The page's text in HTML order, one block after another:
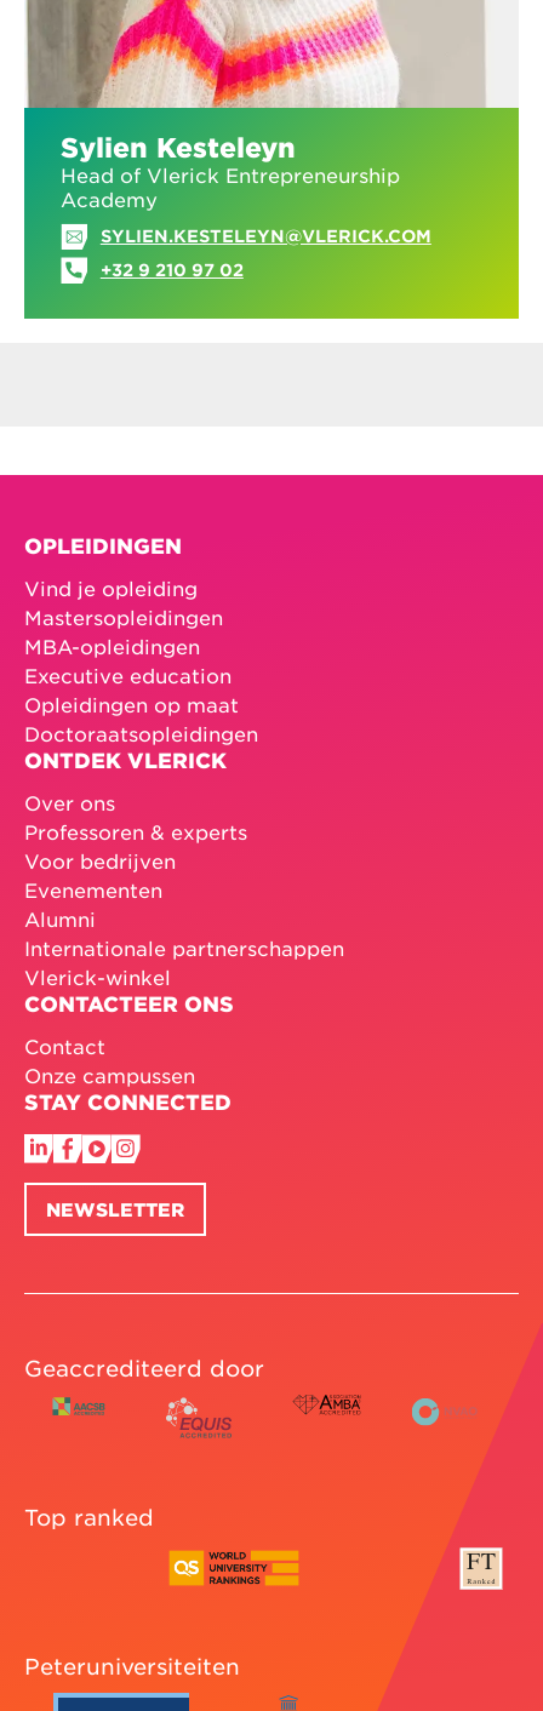
Sylien Kesteleyn
Head of Vlerick Entrepreneurship
Academy
SYLIEN.KESTELEYN@VLERICK.COM
+32 9 210 97 02
OPLEIDINGEN
Vind je opleiding
Mastersopleidingen
MBA-opleidingen
Executive education
Opleidingen op maat
Doctoraatsopleidingen
ONTDEK VLERICK
Over ons
Professoren & experts
Voor bedrijven
Evenementen
Alumni
Internationale partnerschappen
Vlerick-winkel
CONTACTEER ONS
Contact
Onze campussen
STAY CONNECTED
NEWSLETTER
Geaccrediteerd door
Top ranked
Peteruniversiteiten